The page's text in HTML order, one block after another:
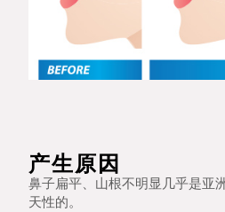
产生原因
鼻子扁平、山根不明显几乎是亚
天性的。